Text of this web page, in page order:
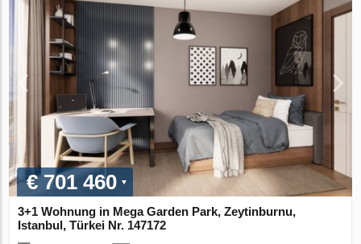
€ 701 460
3+1 Wohnung in Mega Garden Park, Zeytinburnu,
Istanbul, Türkei Nr. 147172